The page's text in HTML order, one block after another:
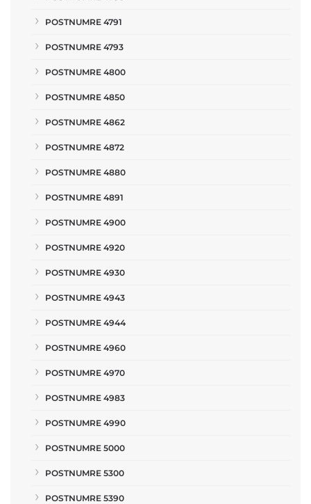
POSTNUMRE 4791
POSTNUMRE 4793
POSTNUMRE 4800
POSTNUMRE 4850
POSTNUMRE 4862
POSTNUMRE 4872
POSTNUMRE 4880
POSTNUMRE 4891
POSTNUMRE 4900
POSTNUMRE 4920
POSTNUMRE 4930
POSTNUMRE 4943
POSTNUMRE 4944
POSTNUMRE 4960
POSTNUMRE 4970
POSTNUMRE 4983
POSTNUMRE 4990
POSTNUMRE 5000
POSTNUMRE 5300
POSTNUMRE 5390